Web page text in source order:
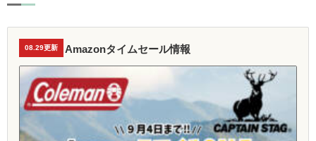
08.29更新 Amazonタイムセール情報